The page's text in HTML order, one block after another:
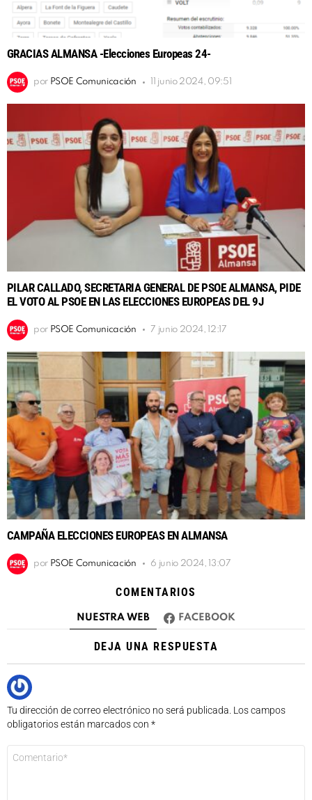
GRACIAS ALMANSA -Elecciones Europeas 24-
por PSOE Comunicación 11 junio 2024, 09:51
PILAR CALLADO, SECRETARIA GENERAL DE PSOE ALMANSA, PIDE
EL VOTO AL PSOE EN LAS ELECCIONES EUROPEAS DEL 9J
por PSOE Comunicación 7 junio 2024, 12:17
CAMPAÑA ELECCIONES EUROPEAS EN ALMANSA
por PSOE Comunicación 6 junio 2024, 13:07
COMENTARIOS
NUESTRA WEB FACEBOOK
DEJA UNA RESPUESTA
Tu dirección de correo electrónico no será publicada. Los campos
obligatorios están marcados con *